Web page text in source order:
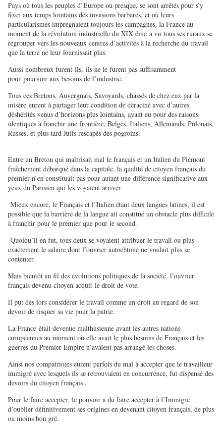
Pays où tous les peuples d’Europe ou presque, se sont arrêtés pour s’y
fixer aux temps lointains des invasions barbares, et où leurs
particularismes imprégnaient toujours les campagnes, la France au
moment de la révolution industrielle du XIX éme a vu tous ses ruraux se
regrouper vers les nouveaux centres d’activités à la recherche du travail
que la terre ne leur fournissait plus.
Aussi nombreux furent-ils, ils ne le furent pas suffisamment
pour pourvoir aux besoins de l’industrie.
Tous ces Bretons, Auvergnats, Savoyards, chassés de chez eux par la
misère eurent à partager leur condition de déraciné avec d’autres
déshérités venus d’horizons plus lointains, ayant eu pour des raisons
identiques à franchir une frontière, Belges, Italiens, Allemands, Polonais,
Russes, et plus tard Juifs rescapés des pogroms.
Entre un Breton qui maîtrisait mal le français et un Italien du Piémont
fraîchement débarqué dans la capitale, la qualité de citoyen français du
premier n’en constituait pas pour autant une différence significative aux
yeux du Parisien qui les voyaient arriver.
Mieux encore, le Français et l’Italien étant deux langues latines, il est
possible que la barrière de la langue ait constitué un obstacle plus difficile
à franchir pour le premier que pour le second.
Quoiqu’il en fut, tous deux se voyaient attribuer le travail ou plus
exactement le salaire dont l’ouvrier autochtone ne voulait plus se
contenter.
Mais bientôt au fil des évolutions politiques de la société, l’ouvrier
français devenu citoyen acquit le droit de vote.
Il put dès lors considérer le travail comme un droit au regard de son
devoir de risquer sa vie pour la patrie.
La France était devenue malthusienne avant les autres nations
européennes au moment où elle avait le plus besoins de Français et les
guerres du Premier Empire n’avaient pas arrangé les choses.
Ainsi nos compatriotes eurent parfois du mal à accepter que le travailleur
immigré avec lesquels ils se retrouvaient en concurrence, fut dispensé des
devoirs du citoyen français .
Pour le faire accepter, le pouvoir a du faire accepter à l’Immigré
d’oublier définitivement ses origines en devenant citoyen français, de plus
ou moins bon gré.